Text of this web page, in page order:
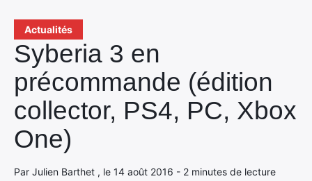
Actualités
Syberia 3 en
précommande (édition
collector, PS4, PC, Xbox
One)
Par Julien Barthet , le 14 août 2016 - 2 minutes de lecture